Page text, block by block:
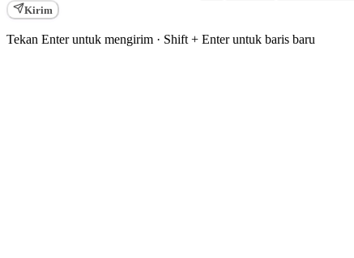
Kirim
Tekan Enter untuk mengirim · Shift + Enter untuk baris baru